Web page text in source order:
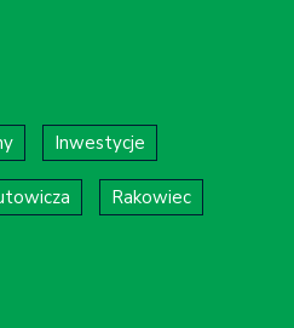
Inwestycje
Rakowiec